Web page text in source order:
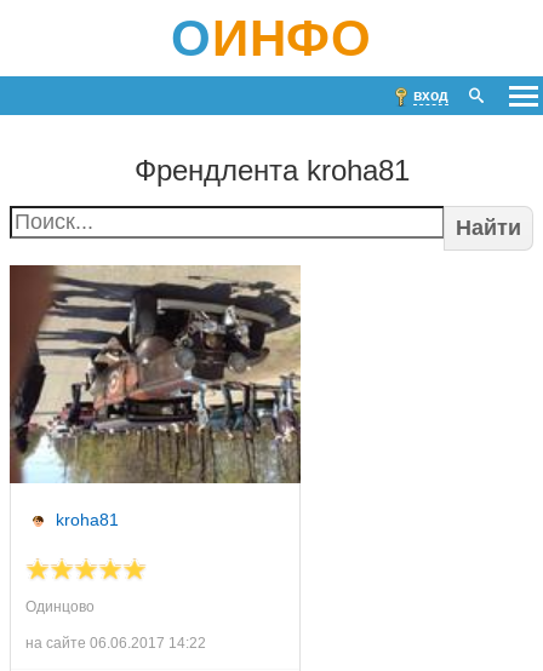
ОИНФО
вход
Френдлента kroha81
Найти
kroha81
Одинцово
на сайте 06.06.2017 14:22